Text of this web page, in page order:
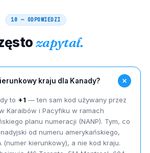
10 — ODPOWIEDZI
zapytał.
kraju dla Kanady?
to +1 — ten sam kod używany przez
Karaibów i Pacyfiku w ramach
planu numeracji (NANP). Tym, co
od numeru amerykańskiego,
(numer kierunkowy), a nie kod kraju.